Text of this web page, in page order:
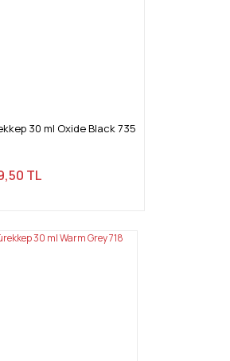
30 ml Oxide Black 735
TL